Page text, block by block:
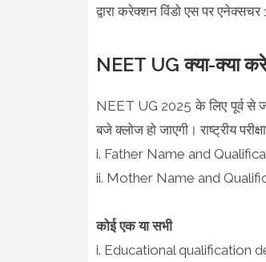
द्वारा करेक्शन विंडो एस पर
NEET UG क्या-क्या
NEET UG 2025 के लिए पूर्व से
बजे क्लोज हो जाएगी। राष्ट्रीय
i. Father Name and
ii. Mother Name and
कोई एक या सभी
i. Educational qualification